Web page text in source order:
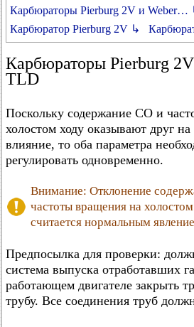
Карбюраторы Pierburg 2V и Weber…
Карбюратор Pierburg 2V ↳
Карбюраторы Pierburg
TLD
Поскольку содержание CO и
холостом ходу оказывают друг
влияние, то оба параметра
регулировать одновременно.
Внимание: Отклонение
частоты вращения на
считается нормальным
Предпосылка для проверки:
система выпуска отработавших
работающем двигателе закрыть
трубу. Все соединения труб